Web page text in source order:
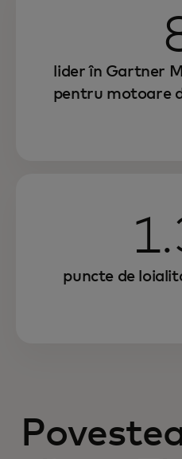
lider în Gartner
pentru motoare
puncte de